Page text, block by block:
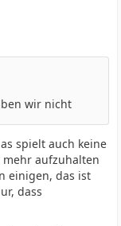
wir nicht
spielt auch keine
mehr aufzuhalten
einigen, das ist
dass